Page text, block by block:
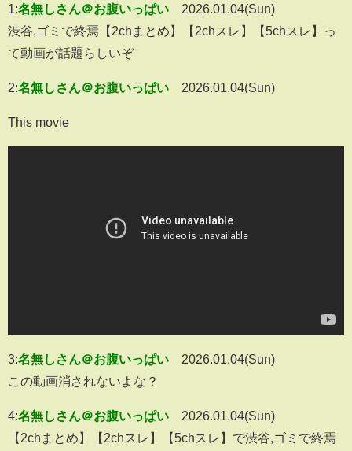
1:名無しさん＠お腹いっぱい
2026.01.04(Sun)
渋谷,ゴミで終焉【2chまとめ】【2chスレ】【5chスレ】っ
て動画が話題らしいぞ
2:名無しさん＠お腹いっぱい 2026.01.04(Sun)
This movie
3:名無しさん＠お腹いっぱい
2026.01.04(Sun)
この動画消されないよな？
4:名無しさん＠お腹いっぱい
2026.01.04(Sun)
【2chまとめ】【2chスレ】【5chスレ】で渋谷,ゴミで終焉